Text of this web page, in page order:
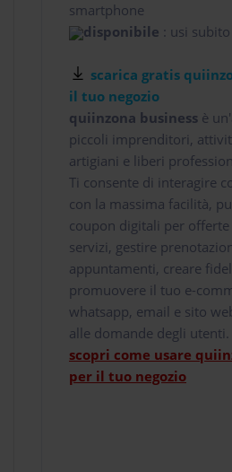
smartphone
disponibile : usi
scarica gratis
il tuo negozio
quiinzona business è
piccoli imprenditori,
artigiani e liberi
Ti consente di interagire
con la massima facilità,
coupon digitali per
servizi, gestire
appuntamenti, creare
promuovere il tuo e-
whatsapp, email e sito
alle domande degli utenti.
scopri come usare
per il tuo negozio